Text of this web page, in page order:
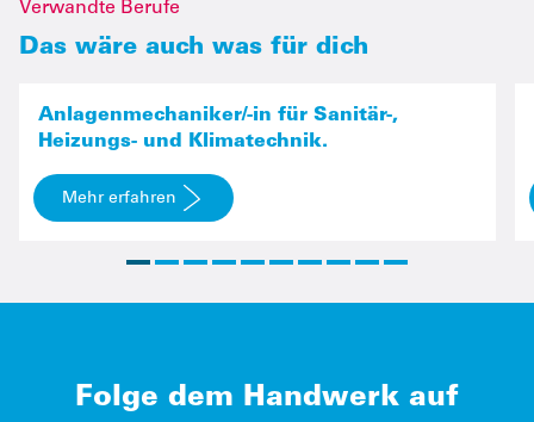
Verwandte Berufe
Das wäre auch was für dich
Anlagenmechaniker/-in für Sanitär-,
Heizungs- und Klimatechnik.
Mehr erfahren
Folge dem Handwerk auf